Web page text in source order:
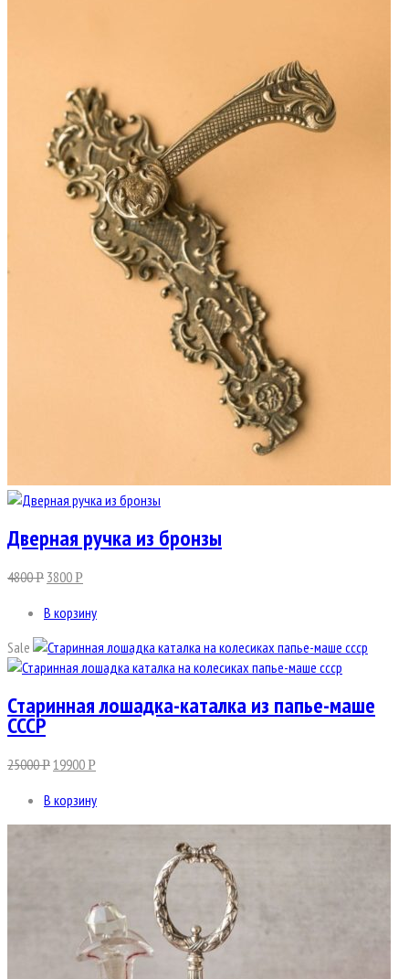
Дверная ручка из бронзы
4800Р 3800Р
В корзину
Sale
Старинная лошадка-каталка из папье-маше
СССР
25000Р19900Р
В корзину